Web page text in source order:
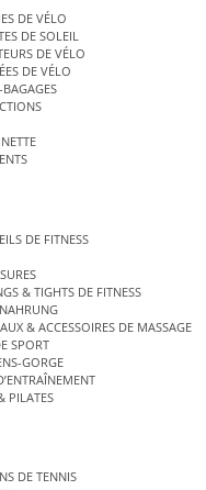
DE VÉLO
DE SOLEIL
DE VÉLO
DE VÉLO
DE FITNESS
& TIGHTS DE FITNESS
& ACCESSOIRES DE MASSAGE
SPORT
GORGE
PILATES
DE TENNIS